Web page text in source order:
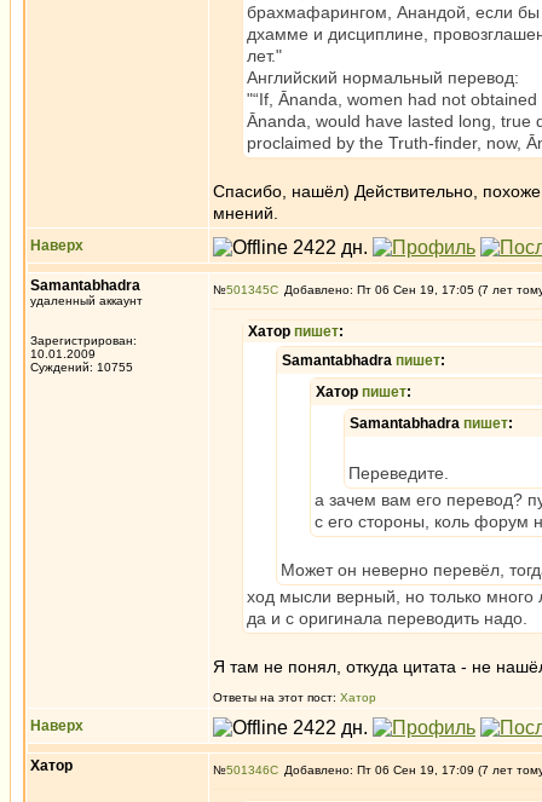
брахмафарингом, Анандой, если
дхамме и дисциплине,
лет."
Английский нормальный перевод:
"“If, Ānanda, women had not
Ānanda, would have lasted long,
proclaimed by the Truth-finder, now,
Спасибо, нашёл) Действительно,
мнений.
Наверх
Samantabhadra
удаленный аккаунт
Зарегистрирован:
10.01.2009
Суждений: 10755
№501345 Добавлено: Пт 06 Сен 19, 17:05 (7 лет
Хатор пишет:
Samantabhadra пишет:
Хатор пишет:
Samantabhadra пишет:
Переведите.
а зачем вам его перевод?
с его стороны, коль форум
Может он неверно перевёл,
ход мысли верный, но только много
да и с оригинала переводить надо.
Я там не понял, откуда цитата - не
Ответы на этот пост: Хатор
Наверх
Хатор №501346 Добавлено: Пт 06 Сен 19, 17:09 (7 лет